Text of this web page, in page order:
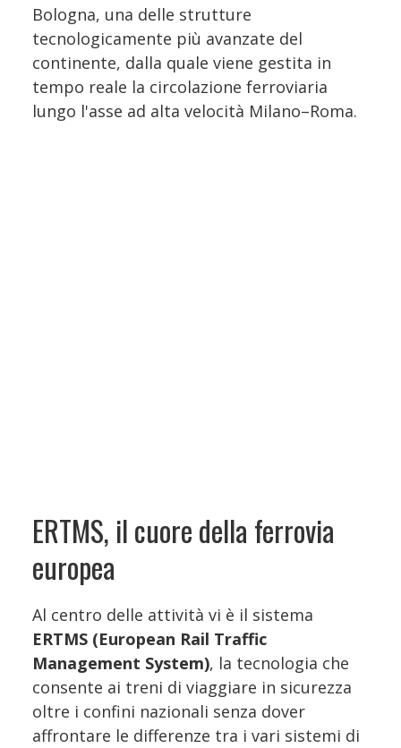
Bologna, una delle strutture
tecnologicamente più avanzate del
continente, dalla quale viene gestita in
tempo reale la circolazione ferroviaria
lungo l'asse ad alta velocità Milano–Roma.
ERTMS, il cuore della ferrovia
europea
Al centro delle attività vi è il sistema
ERTMS (European Rail Traffic
Management System), la tecnologia che
consente ai treni di viaggiare in sicurezza
oltre i confini nazionali senza dover
affrontare le differenze tra i vari sistemi di